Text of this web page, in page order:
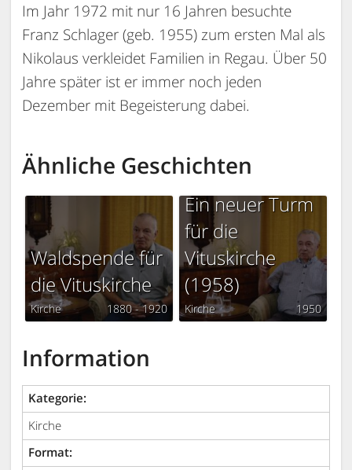
Im Jahr 1972 mit nur 16 Jahren besuchte
Franz Schlager (geb. 1955) zum ersten Mal als
Nikolaus verkleidet Familien in Regau. Über 50
Jahre später ist er immer noch jeden
Dezember mit Begeisterung dabei.
Ähnliche Geschichten
Waldspende für
die Vituskirche
Kirche 1880 - 1920
Ein neuer Turm
für die
Vituskirche
(1958)
Kirche 1950
Information
Kategorie:
Kirche
Format: